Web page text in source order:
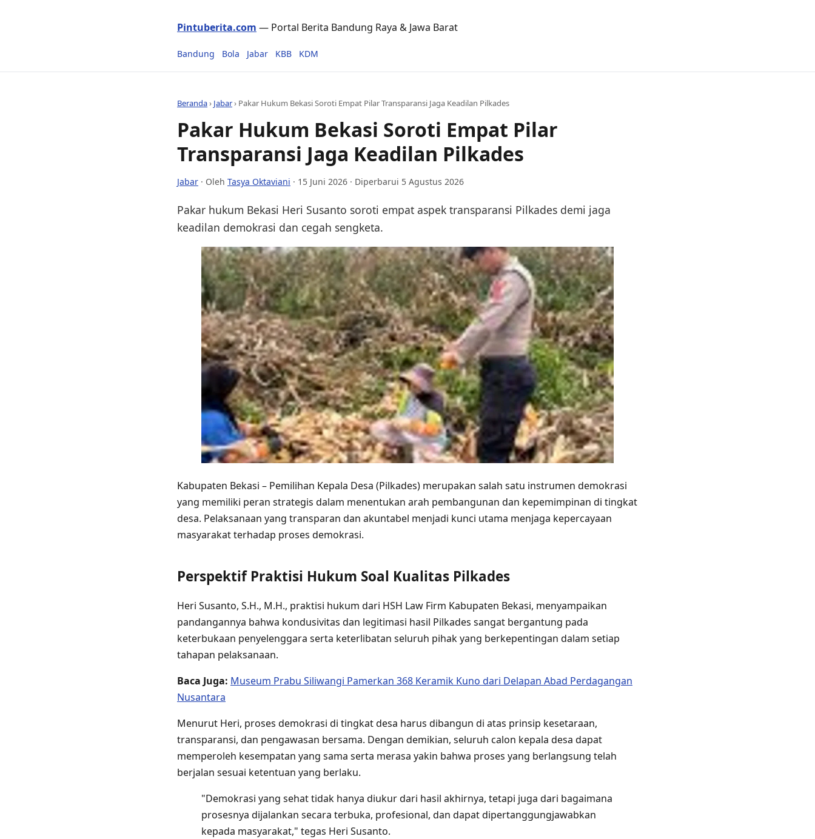
Pintuberita.com — Portal Berita Bandung Raya & Jawa Barat
Bandung Bola Jabar KBB KDM
Beranda› Jabar› Pakar Hukum Bekasi Soroti Empat Pilar Transparansi Jaga Keadilan Pilkades
Pakar Hukum Bekasi Soroti Empat Pilar
Transparansi Jaga Keadilan Pilkades
Jabar · Oleh Tasya Oktaviani · 15 Juni 2026 · Diperbarui 5 Agustus 2026
Pakar hukum Bekasi Heri Susanto soroti empat aspek transparansi Pilkades demi jaga
keadilan demokrasi dan cegah sengketa.
Kabupaten Bekasi – Pemilihan Kepala Desa (Pilkades) merupakan salah satu instrumen demokrasi
yang memiliki peran strategis dalam menentukan arah pembangunan dan kepemimpinan di tingkat
desa. Pelaksanaan yang transparan dan akuntabel menjadi kunci utama menjaga kepercayaan
masyarakat terhadap proses demokrasi.
Perspektif Praktisi Hukum Soal Kualitas Pilkades
Heri Susanto, S.H., M.H., praktisi hukum dari HSH Law Firm Kabupaten Bekasi, menyampaikan
pandangannya bahwa kondusivitas dan legitimasi hasil Pilkades sangat bergantung pada
keterbukaan penyelenggara serta keterlibatan seluruh pihak yang berkepentingan dalam setiap
tahapan pelaksanaan.
Baca Juga: Museum Prabu Siliwangi Pamerkan 368 Keramik Kuno dari Delapan Abad Perdagangan
Nusantara
Menurut Heri, proses demokrasi di tingkat desa harus dibangun di atas prinsip kesetaraan,
transparansi, dan pengawasan bersama. Dengan demikian, seluruh calon kepala desa dapat
memperoleh kesempatan yang sama serta merasa yakin bahwa proses yang berlangsung telah
berjalan sesuai ketentuan yang berlaku.
"Demokrasi yang sehat tidak hanya diukur dari hasil akhirnya, tetapi juga dari bagaimana
prosesnya dijalankan secara terbuka, profesional, dan dapat dipertanggungjawabkan
kepada masyarakat," tegas Heri Susanto.